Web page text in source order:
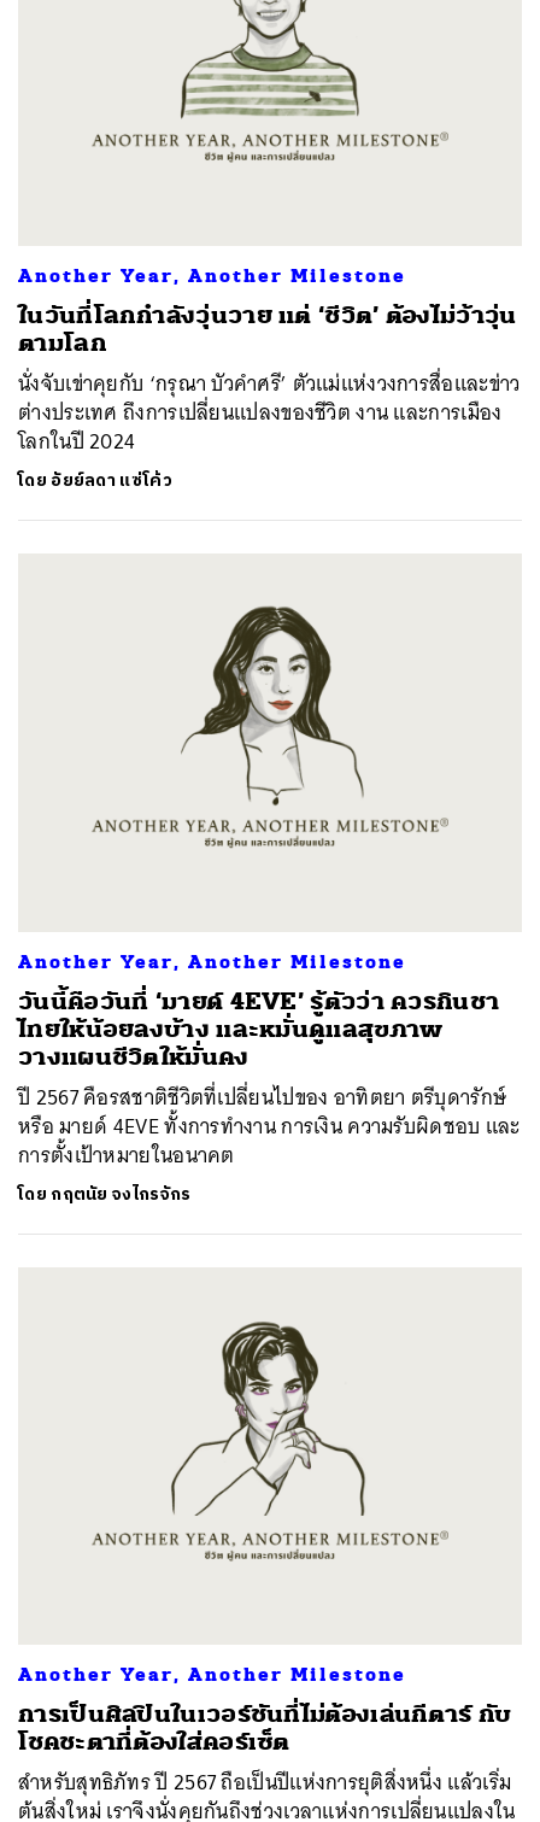
Another Year, Another Milestone
ในวันที่โลกกำลังวุ่นวาย แต่ ‘ชีวิต’ ต้องไม่ว้าวุ่น
ตามโลก
นั่งจับเข่าคุยกับ ‘กรุณา บัวคำศรี’ ตัวแม่แห่งวงการสื่อและข่าว
ต่างประเทศ ถึงการเปลี่ยนแปลงของชีวิต งาน และการเมือง
โลกในปี 2024
โดย อัยย์ลดา แซ่โค้ว
Another Year, Another Milestone
วันนี้คือวันที่ ‘มายด์ 4EVE’ รู้ตัวว่า ควรกินชา
ไทยให้น้อยลงบ้าง และหมั่นดูแลสุขภาพ
วางแผนชีวิตให้มั่นคง
ปี 2567 คือรสชาติชีวิตที่เปลี่ยนไปของ​​ อาทิตยา ตรีบุดารักษ์
หรือ มายด์ 4EVE ทั้งการทำงาน การเงิน ความรับผิดชอบ และ
การตั้งเป้าหมายในอนาคต
โดย กฤตนัย จงไกรจักร
Another Year, Another Milestone
การเป็นศิลปินในเวอร์ชันที่ไม่ต้องเล่นกีตาร์ กับ
โชคชะตาที่ต้องใส่คอร์เซ็ต
สำหรับสุทธิภัทร ปี 2567 ถือเป็นปีแห่งการยุติสิ่งหนึ่ง แล้วเริ่ม
ต้นสิ่งใหม่ เราจึงนั่งคุยกันถึงช่วงเวลาแห่งการเปลี่ยนแปลงใน
SHARE TWEET LINE EMAIL